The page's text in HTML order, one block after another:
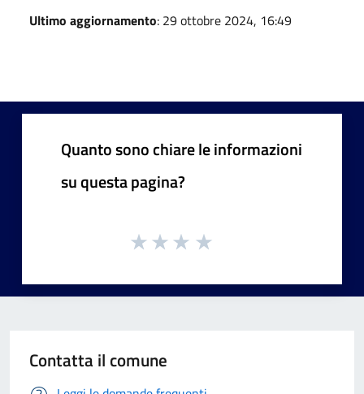
Ultimo aggiornamento: 29 ottobre 2024, 16:49
Quanto sono chiare le informazioni
su questa pagina?
Contatta il comune